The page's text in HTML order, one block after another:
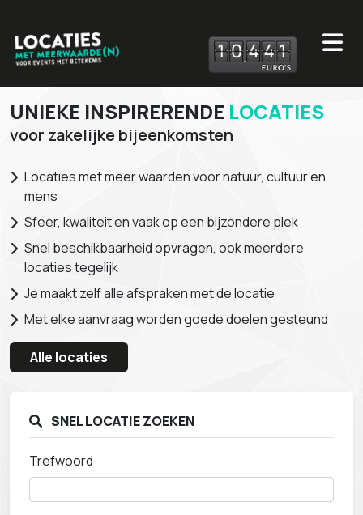
10 441
UNIEKE INSPIRERENDE LOCATIES
voor zakelijke bijeenkomsten
Locaties met meer waarden voor natuur, cultuur en
mens
Sfeer, kwaliteit en vaak op een bijzondere plek
Snel beschikbaarheid opvragen, ook meerdere
locaties tegelijk
Je maakt zelf alle afspraken met de locatie
Met elke aanvraag worden goede doelen gesteund
Alle locaties
SNEL LOCATIE ZOEKEN
Trefwoord